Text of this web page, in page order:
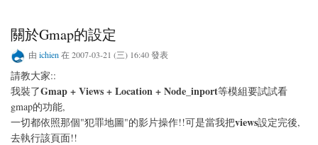
關於Gmap的設定
由 ichien 在 2007-03-21 (三) 16:40 發表
請教大家::
我裝了Gmap + Views + Location + Node_inport等模組要試試看
gmap的功能,
一切都依照那個"犯罪地圖"的影片操作!!可是當我把views設定完後,
去執行該頁面!!